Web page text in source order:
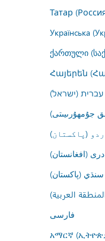
Татар
Українська
ქართული
Հայերեն
עברית (ישראל)
جۇمھۇرىيىتى)
(پاکستان)
درى (افغانستان)
سنڌي (پاکستان)
العربية)
فارسى
አማርኛ